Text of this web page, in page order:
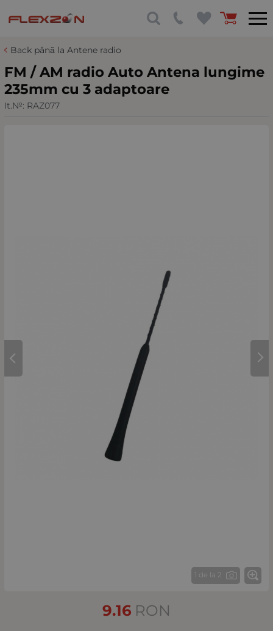
Back până la Antene radio
FM / AM radio Auto Antena lungime
235mm cu 3 adaptoare
It.№: RAZ077
1 de la 2
9.16 RON